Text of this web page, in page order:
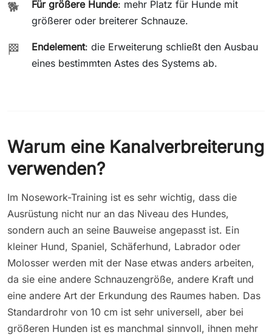
🐕 Für größere Hunde: mehr Platz für Hunde mit
größerer oder breiterer Schnauze.
🏁 Endelement: die Erweiterung schließt den Ausbau
eines bestimmten Astes des Systems ab.
Warum eine Kanalverbreiterung
verwenden?
Im Nosework-Training ist es sehr wichtig, dass die
Ausrüstung nicht nur an das Niveau des Hundes,
sondern auch an seine Bauweise angepasst ist. Ein
kleiner Hund, Spaniel, Schäferhund, Labrador oder
Molosser werden mit der Nase etwas anders arbeiten,
da sie eine andere Schnauzengröße, andere Kraft und
eine andere Art der Erkundung des Raumes haben. Das
Standardrohr von 10 cm ist sehr universell, aber bei
größeren Hunden ist es manchmal sinnvoll, ihnen mehr